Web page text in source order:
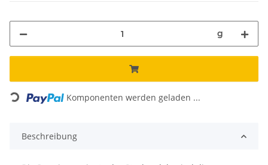
g
Loading... Komponenten werden geladen ...
Beschreibung